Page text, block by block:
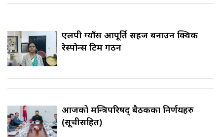
एलपी ग्याँस आपूर्ति सहज बनाउन क्विक
रेस्पोन्स टिम गठन
आजको मन्त्रिपरिषद् बैठकका निर्णयहरु
(सूचीसहित)